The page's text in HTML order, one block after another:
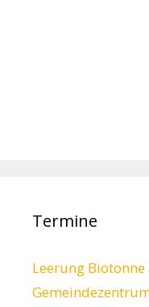
Termine
Leerung Biotonne